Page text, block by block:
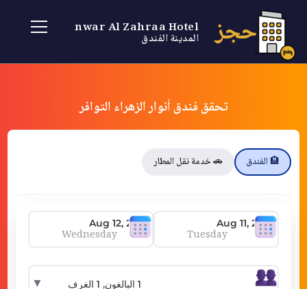
حجز Anwar Al Zahraa Hotel
المدينة الفندق
تحقق فندق أنوار الزهراء التوافر
🏨 الفندق 🚗 خدمة نقل المطار
Tuesday
Wednesday
▼